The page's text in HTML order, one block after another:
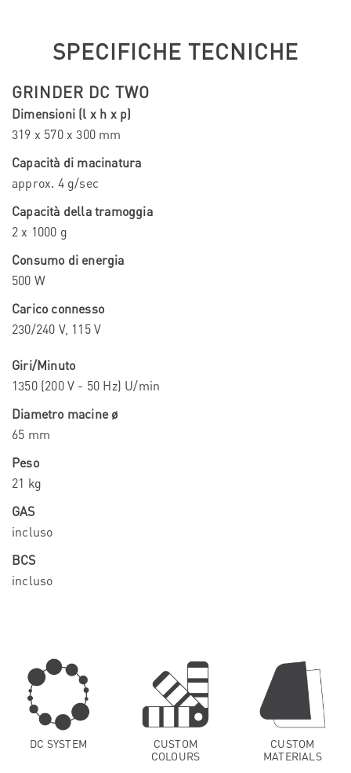
SPECIFICHE TECNICHE
GRINDER DC TWO
Dimensioni (l x h x p)
319 x 570 x 300 mm
Capacità di macinatura
approx. 4 g/sec
Capacità della tramoggia
2 x 1000 g
Consumo di energia
500 W
Carico connesso
230/240 V, 115 V
Giri/Minuto
1350 (200 V - 50 Hz) U/min
Diametro macine ø
65 mm
Peso
21 kg
GAS
incluso
BCS
incluso
DC SYSTEM
CUSTOM
COLOURS
CUSTOM
MATERIALS